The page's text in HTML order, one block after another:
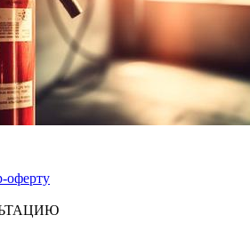
оферту